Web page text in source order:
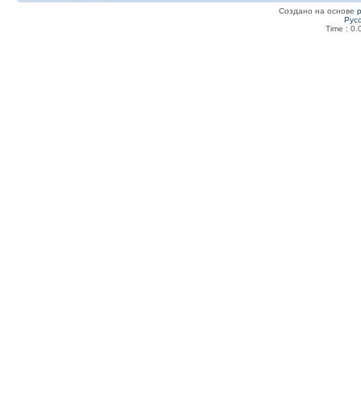
Создано на основе
Time :